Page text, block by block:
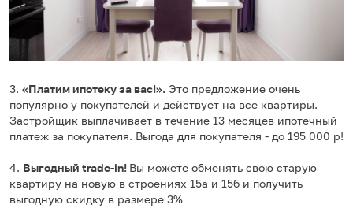
3. «Платим ипотеку за вас!». Это предложение очень
популярно у покупателей и действует на все квартиры.
Застройщик выплачивает в течение 13 месяцев ипотечный
платеж за покупателя. Выгода для покупателя - до 195 000 р!
4. Выгодный trade-in! Вы можете обменять свою старую
квартиру на новую в строениях 15а и 15б и получить
выгодную скидку в размере 3%